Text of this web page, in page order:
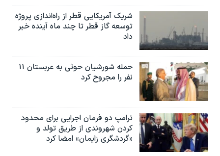
شریک آمریکایی قطر از راه‌اندازی پروژه
توسعه گاز قطر تا چند ماه آینده خبر
داد
حمله شورشیان حوثی به عربستان ۱۱
نفر را مجروح کرد
ترامپ دو فرمان اجرایی برای محدود
کردن شهروندی از طریق تولد و
«گردشگری زایمان» امضا کرد